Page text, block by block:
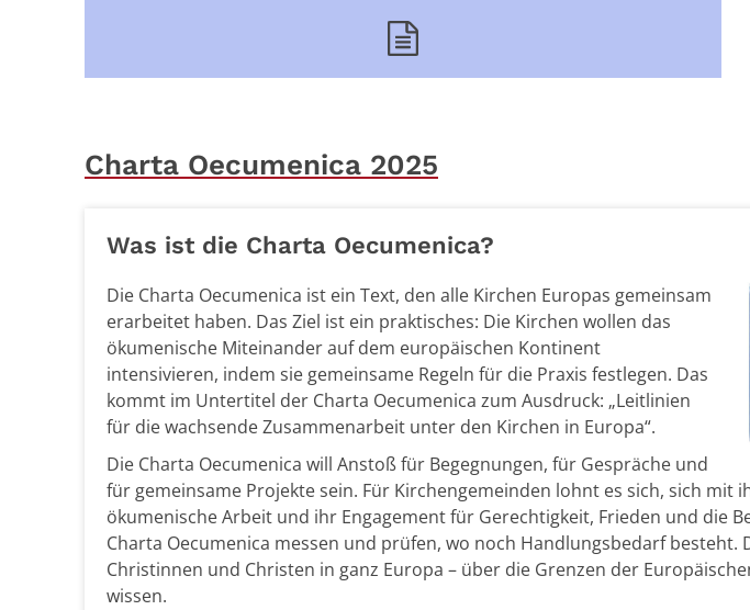
Charta Oecumenica 2025
Was ist die Charta Oecumenica?
Die Charta Oecumenica ist ein Text, den alle Kirchen Europas gemeinsam
erarbeitet haben. Das Ziel ist ein praktisches: Die Kirchen wollen das
ökumenische Miteinander auf dem europäischen Kontinent
intensivieren, indem sie gemeinsame Regeln für die Praxis festlegen. Das
kommt im Untertitel der Charta Oecumenica zum Ausdruck: „Leitlinien
für die wachsende Zusammenarbeit unter den Kirchen in Europa“.
Die Charta Oecumenica will Anstoß für Begegnungen, für Gespräche und
für gemeinsame Projekte sein. Für Kirchengemeinden lohnt es sich, sich mit
ökumenische Arbeit und ihr Engagement für Gerechtigkeit, Frieden und die
Charta Oecumenica messen und prüfen, wo noch Handlungsbedarf besteht.
Christinnen und Christen in ganz Europa – über die Grenzen der
wissen.